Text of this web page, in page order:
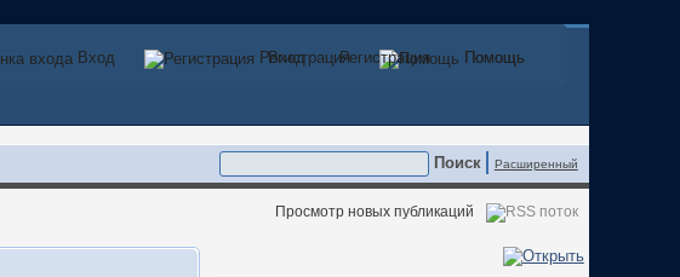
Вход Регистрация Помощь
Вход Регистрация Помощь
Расширенный
Просмотр новых публикаций